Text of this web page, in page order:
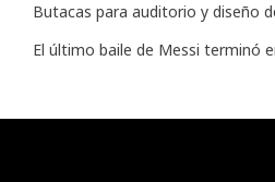
Butacas para auditorio y diseño
El último baile de Messi terminó